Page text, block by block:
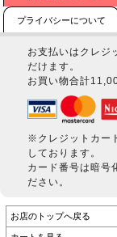
プライバシーについて
お支払いはクレジ
だけます。
お買い物合計
※クレジットカー
しております。
カード番号は暗号
ださい。
お店のトップへ戻る